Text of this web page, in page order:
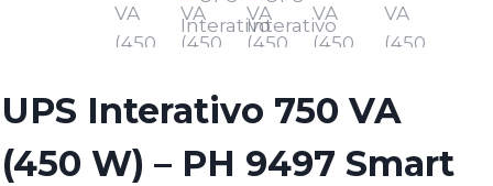
UPS Interativo 750 VA
(450 W) – PH 9497 Smart